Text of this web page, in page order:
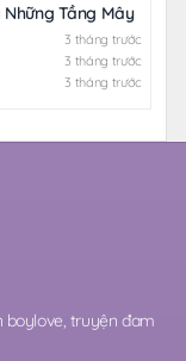
Những Tầng Mây
3 tháng trước
3 tháng trước
3 tháng trước
boylove, truyện đam